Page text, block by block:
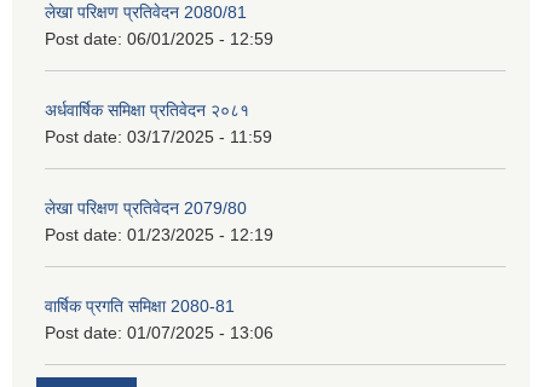
लेखा परिक्षण प्रतिवेदन 2080/81
Post date: 06/01/2025 - 12:59
अर्धवार्षिक समिक्षा प्रतिवेदन २०८१
Post date: 03/17/2025 - 11:59
लेखा परिक्षण प्रतिवेदन 2079/80
Post date: 01/23/2025 - 12:19
वार्षिक प्रगति समिक्षा 2080-81
Post date: 01/07/2025 - 13:06